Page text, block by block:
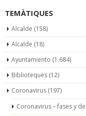
TEMÀTIQUES
Alcalde (158)
Alcalde (18)
Ayuntamiento (1.684)
Biblioteques (12)
Coronavirus (197)
Coronavirus – fases y